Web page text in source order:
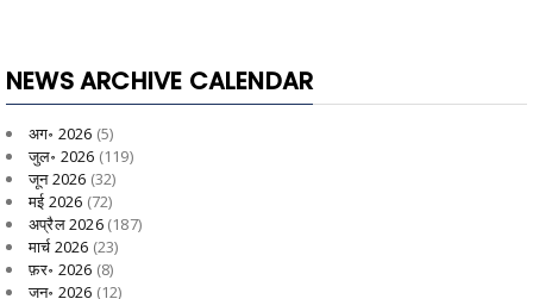
NEWS ARCHIVE CALENDAR
अग॰ 2026 (5)
जुल॰ 2026 (119)
जून 2026 (32)
मई 2026 (72)
अप्रैल 2026(187)
मार्च 2026 (23)
फ़र॰ 2026 (8)
जन॰ 2026 (12)